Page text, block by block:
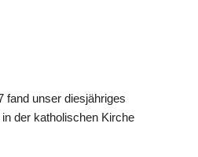
fand unser diesjähriges
der katholischen Kirche